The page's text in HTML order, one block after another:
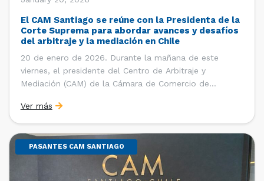
El CAM Santiago se reúne con la Presidenta de la
Corte Suprema para abordar avances y desafíos
del arbitraje y la mediación en Chile
20 de enero de 2026. Durante la mañana de este
viernes, el presidente del Centro de Arbitraje y
Mediación (CAM) de la Cámara de Comercio de
del CAM Santiago, Ximena Vial; y el gerente general de
la CCS, Carlos Soublette, sostuvieron un encuentro […]
Ver más
PASANTES CAM SANTIAGO